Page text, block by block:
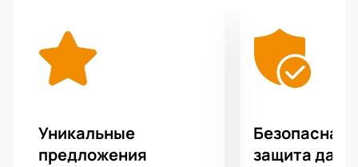
Уникальные
предложения
Безопасная
защита